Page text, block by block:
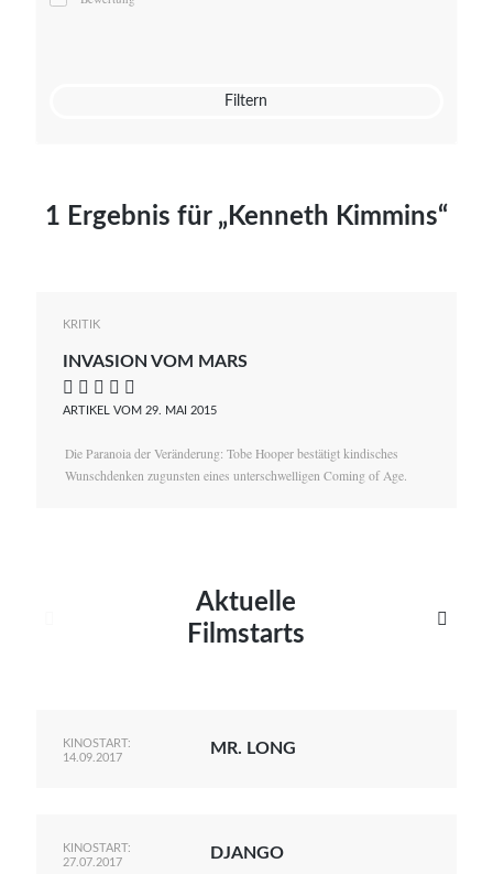
Mato von Vogelstein
Filtern
1 Ergebnis für „Kenneth Kimmins“
KRITIK
INVASION VOM MARS
    
ARTIKEL VOM 29. MAI 2015
Die Paranoia der Veränderung: Tobe Hooper bestätigt kindisches
Wunschdenken zugunsten eines unterschwelligen Coming of Age.
Aktuelle
Filmstarts

KINOSTART:
14.09.2017
MR. LONG
KINOSTART:
27.07.2017
DJANGO